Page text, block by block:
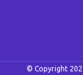
© Copyright